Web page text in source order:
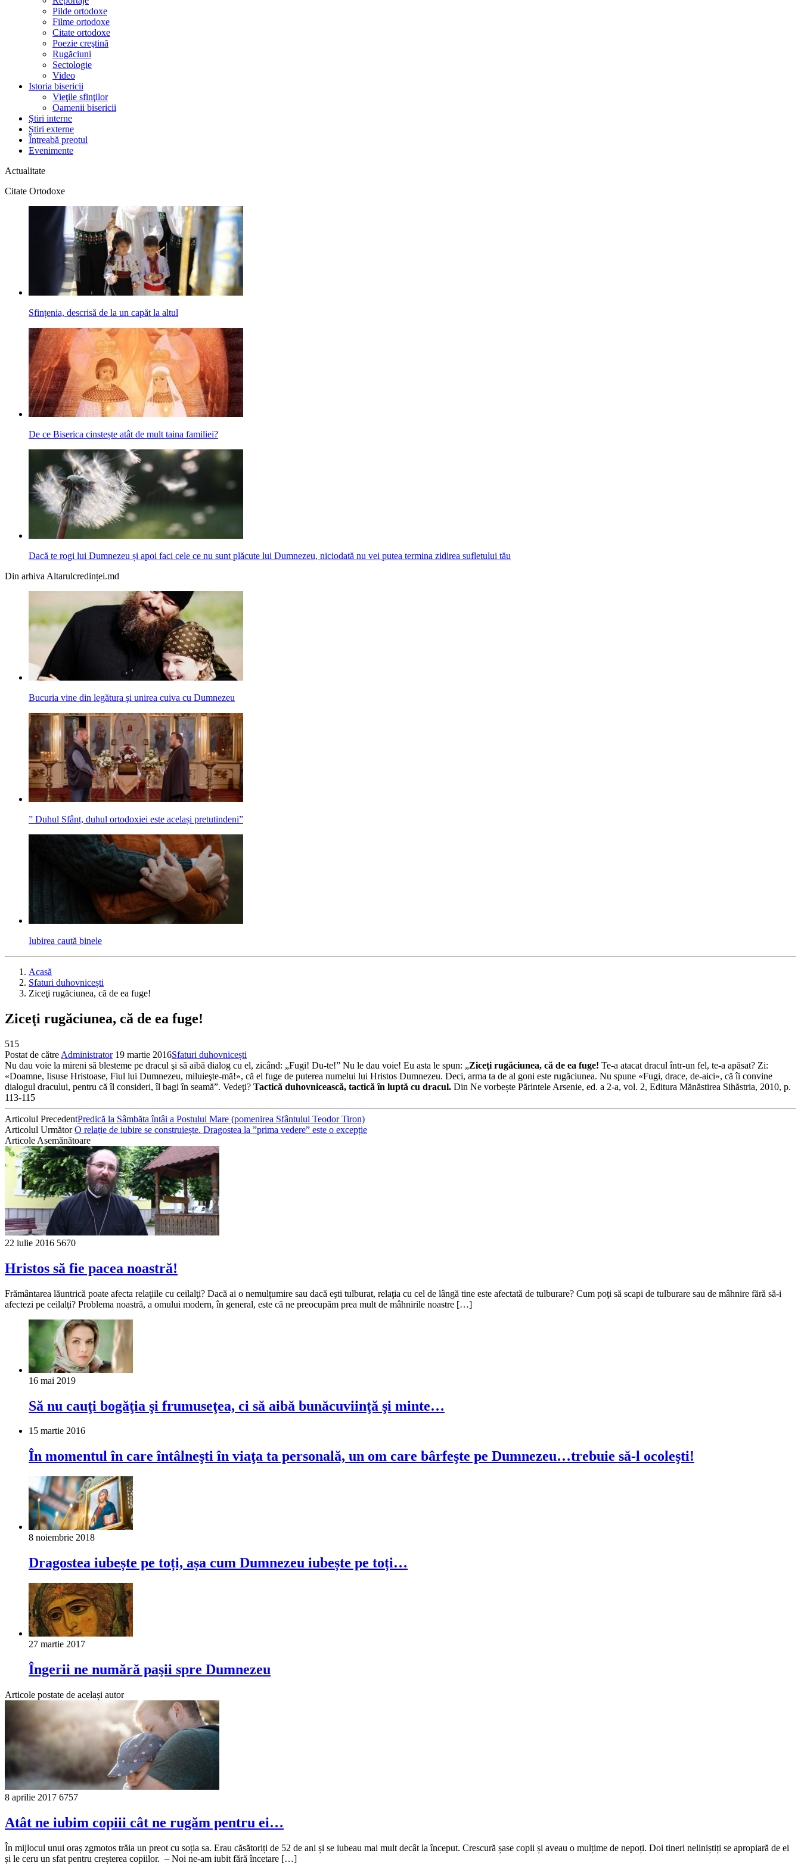
Pilde ortodoxe
Filme ortodoxe
Citate ortodoxe
Poezie creştină
Rugăciuni
Sectologie
Video
Istoria bisericii
Vieţile sfinţilor
Oamenii bisericii
Ştiri interne
Știri externe
Întreabă preotul
Evenimente
Actualitate
Citate Ortodoxe
Sfințenia, descrisă de la un capăt la altul
De ce Biserica cinstește atât de mult taina familiei?
Dacă te rogi lui Dumnezeu și apoi faci cele ce nu sunt plăcute lui Dumnezeu, niciodată nu vei putea termina zidirea sufletului tău
Din arhiva Altarulcredinței.md
Bucuria vine din legătura şi unirea cuiva cu Dumnezeu
” Duhul Sfânt, duhul ortodoxiei este același pretutindeni”
Iubirea caută binele
Acasă
Sfaturi duhovnicești
Ziceţi rugăciunea, că de ea fuge!
Ziceţi rugăciunea, că de ea fuge!
515
Postat de către Administrator 19 martie 2016Sfaturi duhovnicești
Nu dau voie la mireni să blesteme pe dracul şi să aibă dialog cu el, zicând: „Fugi! Du-te!” Nu le dau voie! Eu asta le spun: „Ziceţi rugăciunea, că de ea fuge! Te-a atacat dracul într-un fel, te-a apăsat? Zi:
«Doamne, Iisuse Hristoase, Fiul lui Dumnezeu, miluieşte-mă!», că el fuge de puterea numelui lui Hristos Dumnezeu. Deci, arma ta de al goni este rugăciunea. Nu spune «Fugi, drace, de-aici», că îi convine
dialogul dracului, pentru că îl consideri, îl bagi în seamă”. Vedeţi? Tactică duhovnicească, tactică în luptă cu dracul. Din Ne vorbește Părintele Arsenie, ed. a 2-a, vol. 2, Editura Mănăstirea Sihăstria, 2010, p.
113-115
Articolul PrecedentPredică la Sâmbăta întâi a Postului Mare (pomenirea Sfântului Teodor Tiron)
Articolul UrmătorO relație de iubire se construiește. Dragostea la ”prima vedere” este o excepție
Articole Asemănătoare
22 iulie 2016 5670
Hristos să fie pacea noastră!
Frământarea lăuntrică poate afecta relaţiile cu ceilalţi? Dacă ai o nemulţumire sau dacă eşti tulburat, relaţia cu cel de lângă tine este afectată de tulburare? Cum poţi să scapi de tulburare sau de mâhnire fără să-i
afectezi pe ceilalţi? Problema noastră, a omului modern, în general, este că ne preocupăm prea mult de mâhnirile noastre […]
16 mai 2019
Să nu cauţi bogăţia şi frumuseţea, ci să aibă bunăcuviinţă şi minte…
15 martie 2016
În momentul în care întâlneşti în viaţa ta personală, un om care bârfeşte pe Dumnezeu…trebuie să-l ocoleşti!
8 noiembrie 2018
Dragostea iubește pe toți, așa cum Dumnezeu iubește pe toți…
27 martie 2017
Îngerii ne numără paşii spre Dumnezeu
Articole postate de același autor
8 aprilie 2017 6757
Atât ne iubim copiii cât ne rugăm pentru ei…
În mijlocul unui oraș zgmotos trăia un preot cu soția sa. Erau căsătoriți de 52 de ani și se iubeau mai mult decât la început. Crescură șase copii și aveau o mulțime de nepoți. Doi tineri neliniștiți se apropiară de ei
și le ceru un sfat pentru creșterea copiilor. – Noi ne-am iubit fără încetare […]